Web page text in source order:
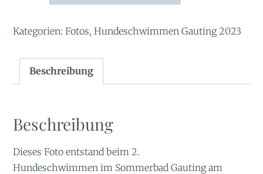
Kategorien:Fotos,Hundeschwimmen Gauting 2023
Beschreibung
Beschreibung
Dieses Foto entstand beim 2.
Hundeschwimmen im Sommerbad Gauting am